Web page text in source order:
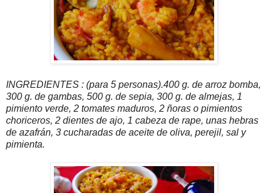
INGREDIENTES : (para 5 personas).400 g. de arroz bomba,
300 g. de gambas, 500 g. de sepia, 300 g. de almejas, 1
pimiento verde, 2 tomates maduros, 2 ñoras o pimientos
choriceros, 2 dientes de ajo, 1 cabeza de rape, unas hebras
de azafrán, 3 cucharadas de aceite de oliva, perejil, sal y
pimienta.